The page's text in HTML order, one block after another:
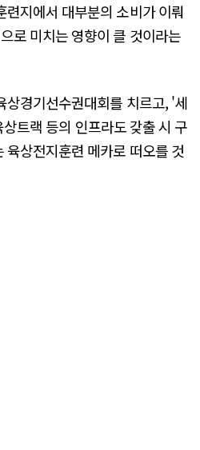
련지에서 대부분의 소비가 이뤄
로 미치는 영향이 클 것이라는
상경기선수권대회를 치르고, '세
트랙 등의 인프라도 갖출 시 구
육상전지훈련 메카로 떠오를 것